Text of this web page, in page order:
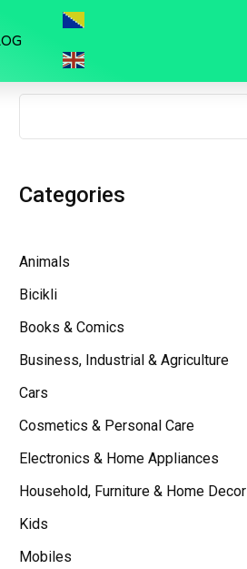
Search
Categories
Animals
Bicikli
Books & Comics
Business, Industrial & Agriculture
Cars
Cosmetics & Personal Care
Electronics & Home Appliances
Household, Furniture & Home Decor
Kids
Mobiles